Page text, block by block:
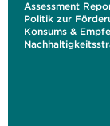
Assessment
Politik zur
Konsums &